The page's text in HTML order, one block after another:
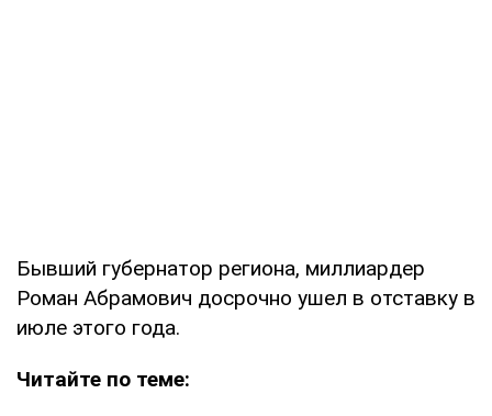
Бывший губернатор региона, миллиардер
Роман Абрамович досрочно ушел в отставку в
июле этого года.
Читайте по теме: